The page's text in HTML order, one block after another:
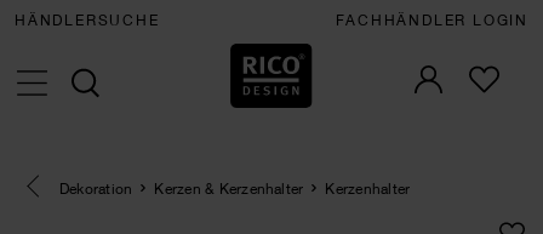
HÄNDLERSUCHE FACHHÄNDLER LOGIN
Eine Kategorie zurück navigieren
Dekoration Kerzen & Kerzenhalter Kerzenhalter